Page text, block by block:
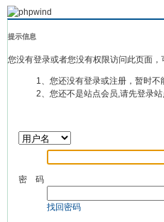
提示信息
您没有登录或者您没有权限访问此页面，
1、您还没有登录或注册，暂时不
2、您还不是站点会员,请先登录站
密 码
找回密码